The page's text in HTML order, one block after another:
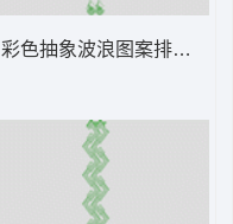
彩色抽象波浪图案排列 窗